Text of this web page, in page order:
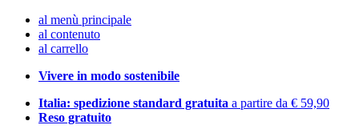
al menù principale
al contenuto
al carrello
Vivere in modo sostenibile
Italia: spedizione standard gratuita a partire da € 59,90
Reso gratuito